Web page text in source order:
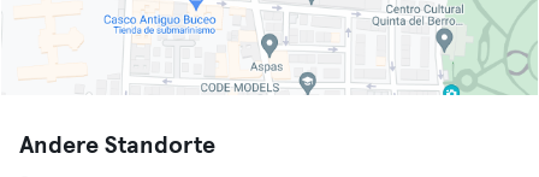
Andere Standorte